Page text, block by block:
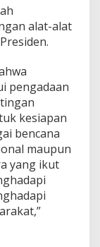
alat-alat
pengadaan
kesiapan
bencana
maupun
yang ikut